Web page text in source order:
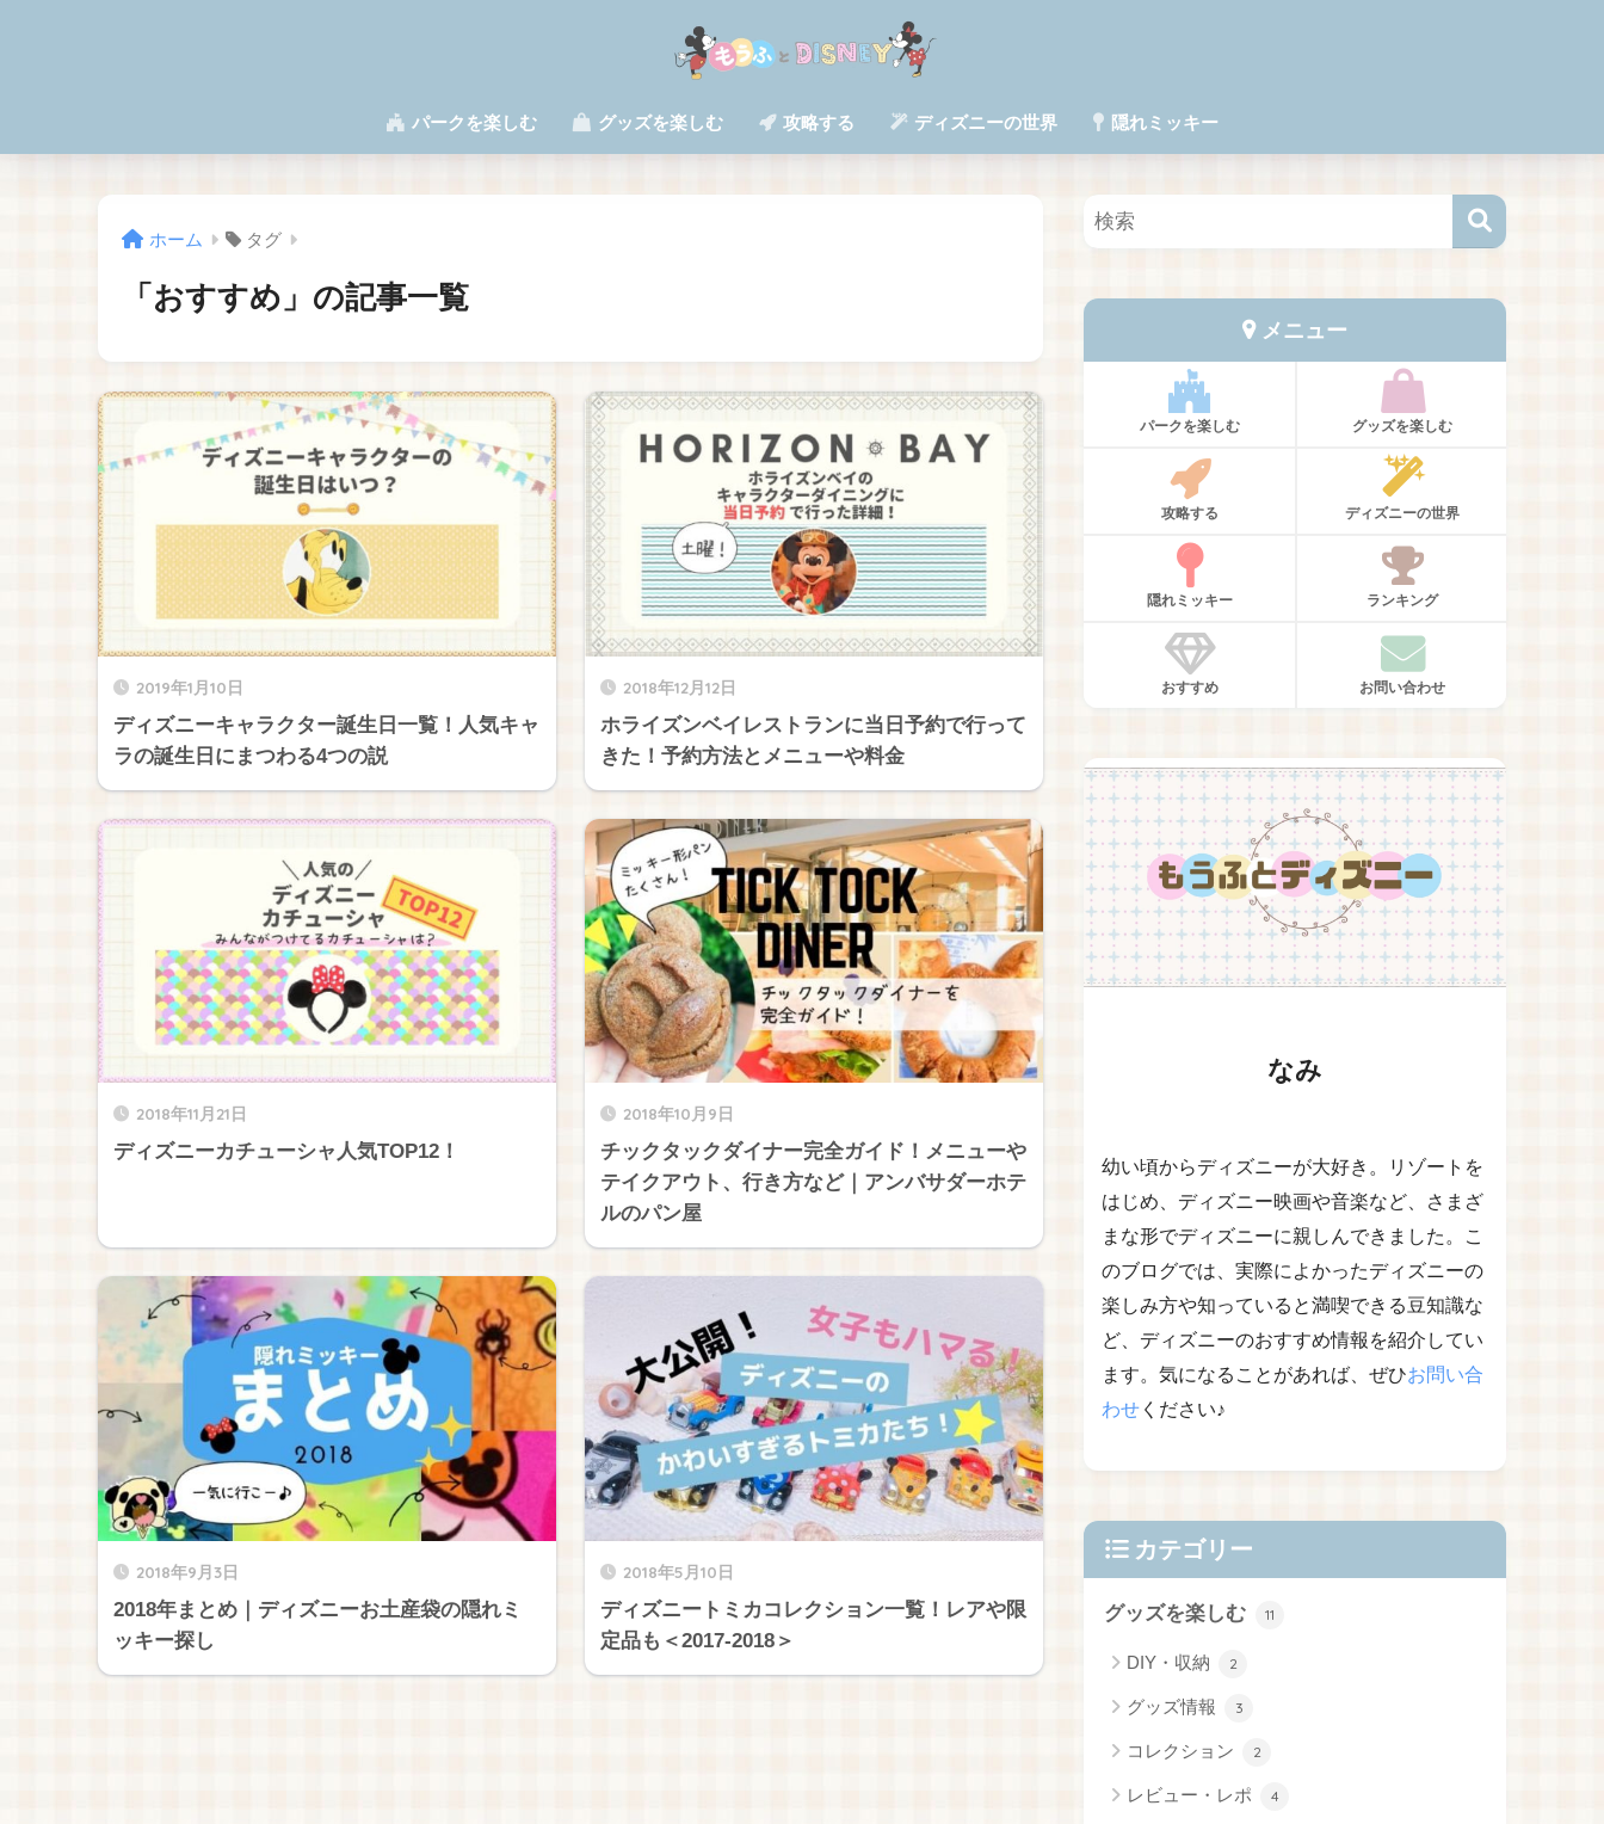
パークを楽しむ グッズを楽しむ 攻略する ディズニーの世界 隠れミッキー
ホーム タグ
「おすすめ」の記事一覧
2019年1月10日
ディズニーキャラクター誕生日一覧！人気キャ
ラの誕生日にまつわる4つの説
2018年12月12日
ホライズンベイレストランに当日予約で行って
きた！予約方法とメニューや料金
2018年11月21日
ディズニーカチューシャ人気TOP12！
2018年10月9日
チックタックダイナー完全ガイド！メニューや
テイクアウト、行き方など｜アンバサダーホテ
ルのパン屋
2018年9月3日
2018年まとめ｜ディズニーお土産袋の隠れミ
ッキー探し
2018年5月10日
ディズニートミカコレクション一覧！レアや限
定品も＜2017-2018＞
メニュー
パークを楽しむ グッズを楽しむ
攻略する ディズニーの世界
隠れミッキー ランキング
おすすめ お問い合わせ
なみ
幼い頃からディズニーが大好き。リゾートを
はじめ、ディズニー映画や音楽など、さまざ
まな形でディズニーに親しんできました。こ
のブログでは、実際によかったディズニーの
楽しみ方や知っていると満喫できる豆知識な
ど、ディズニーのおすすめ情報を紹介してい
ます。気になることがあれば、ぜひお問い合
わせ ください♪
カテゴリー
グッズを楽しむ 11
DIY・収納 2
グッズ情報 3
コレクション 2
レビュー・レポ 4